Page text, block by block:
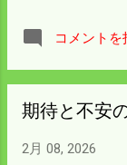
い。 明日はまず
保ができる昼頃
コメントを
期待と不安
2月 08, 2026